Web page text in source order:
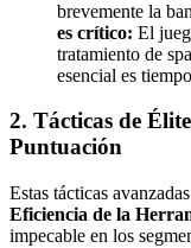
brevemente la
es crítico: El
tratamiento de
esencial es
2. Tácticas de
Puntuación
Estas tácticas
Eficiencia de la
impecable en los